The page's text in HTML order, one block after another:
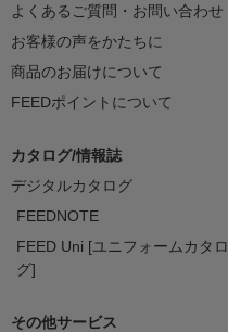
よくあるご質問・お問い合わせ
お客様の声をかたちに
商品のお届けについて
FEEDポイントについて
カタログ/情報誌
デジタルカタログ
FEEDNOTE
FEED Uni [ユニフォームカタロ
グ]
その他サービス